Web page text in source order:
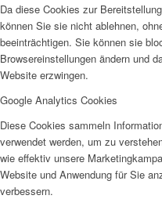
Da diese Cookies zur
können Sie sie nicht ablehnen,
beeinträchtigen. Sie können sie
Browsereinstellungen ändern und
Website erzwingen.
Google Analytics Cookies
Diese Cookies sammeln
verwendet werden, um zu
wie effektiv unsere
Website und Anwendung für Sie
verbessern.